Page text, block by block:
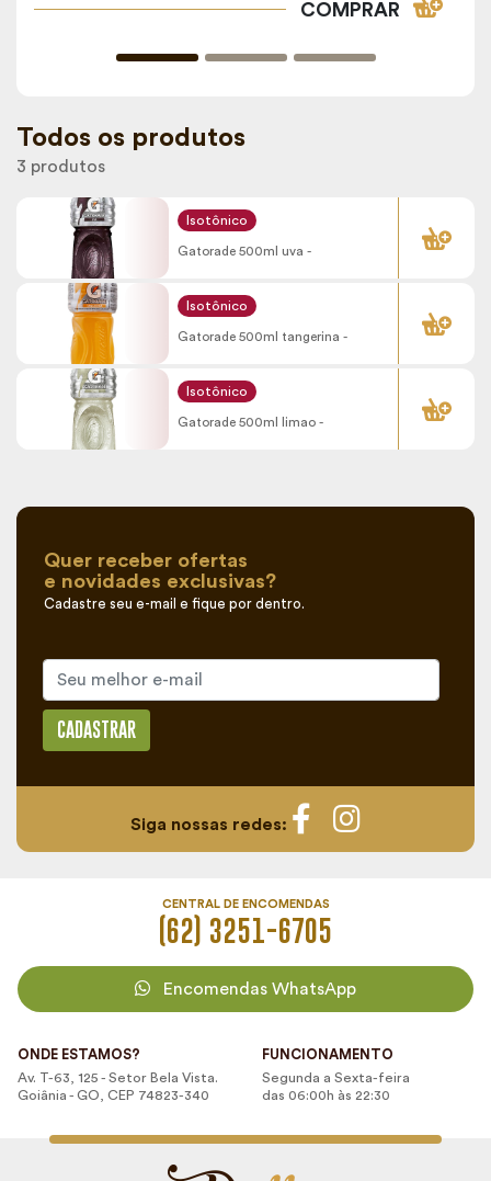
COMPRAR
Todos os produtos
3 produtos
Isotônico
Gatorade 500ml uva -
Isotônico
Gatorade 500ml tangerina -
Isotônico
Gatorade 500ml limao -
Quer receber ofertas
e novidades exclusivas?
Cadastre seu e-mail e fique por dentro.
CADASTRAR
Siga nossas redes:
CENTRAL DE ENCOMENDAS
(62) 3251-6705
Encomendas WhatsApp
ONDE ESTAMOS?
Av. T-63, 125 - Setor Bela Vista.
Goiânia - GO, CEP 74823-340
FUNCIONAMENTO
Segunda a Sexta-feira
das 06:00h às 22:30